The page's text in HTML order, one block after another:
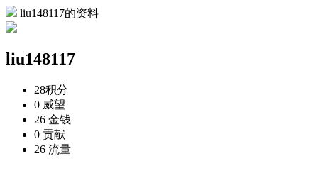
liu148117的资料
liu148117
28积分
0 威望
26 金钱
0 贡献
26 流量